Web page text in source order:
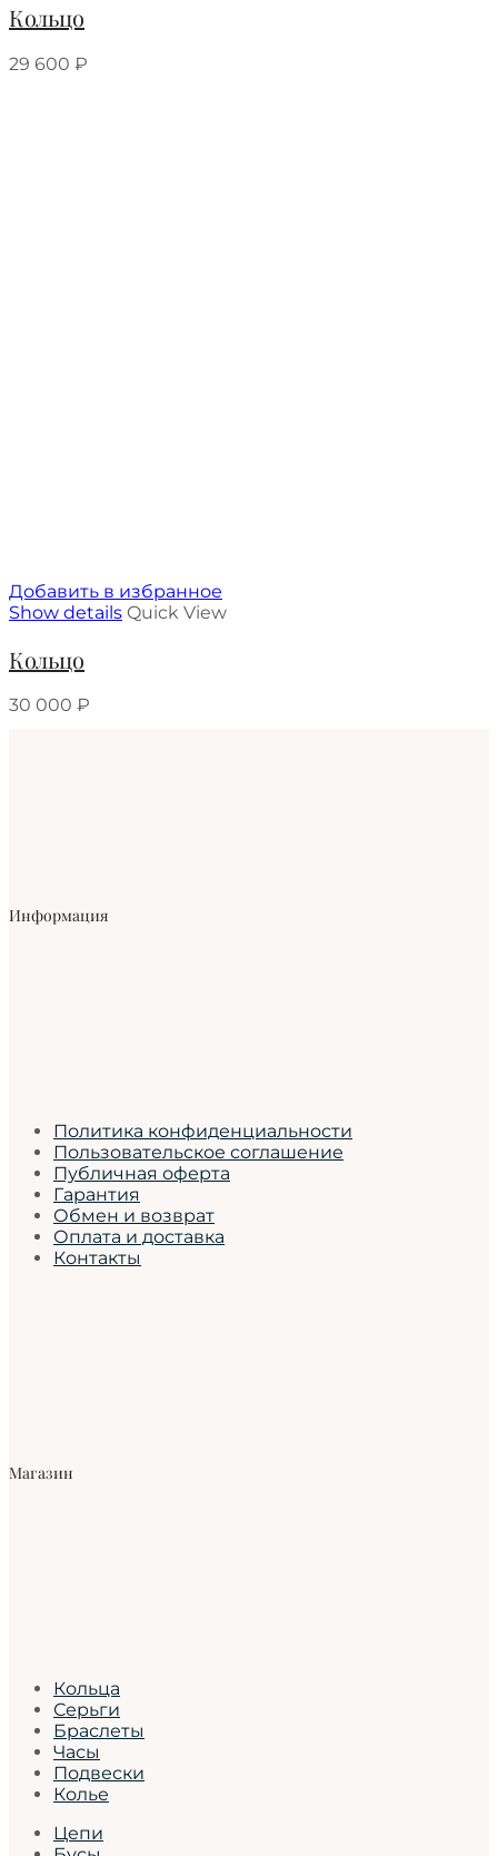
Кольцо
29 600 ₽
Добавить в избранное
Show details Quick View
Кольцо
30 000 ₽
Информация
Политика конфиденциальности
Пользовательское соглашение
Публичная оферта
Гарантия
Обмен и возврат
Оплата и доставка
Контакты
Магазин
Кольца
Серьги
Браслеты
Часы
Подвески
Колье
Цепи